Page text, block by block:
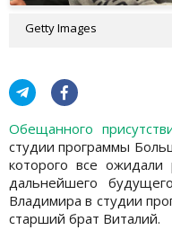
Getty Images
Обещанного
студии программы
которого все
дальнейшего
Владимира в студии
старший брат Виталий.